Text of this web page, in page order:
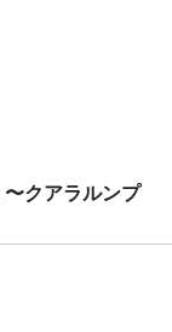
クアラルンプ